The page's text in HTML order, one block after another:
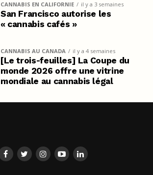
CANNABIS EN CALIFORNIE il y a 3 semaines
San Francisco autorise les
« cannabis cafés »
CANNABIS AU CANADA il y a 4 semaines
[Le trois-feuilles] La Coupe du
monde 2026 offre une vitrine
mondiale au cannabis légal